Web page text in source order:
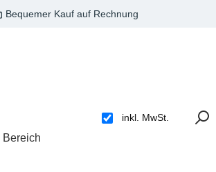
Bequemer Kauf auf Rechnung
Bereich
inkl. MwSt.